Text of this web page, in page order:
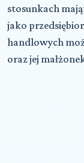
stosunkach
jako
handlowych
oraz jej